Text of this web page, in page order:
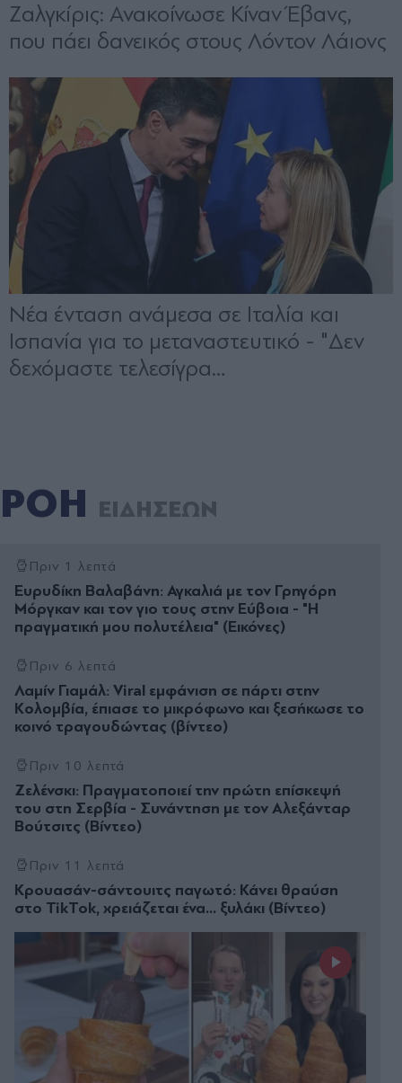
ΡΟΗ ΕΙΔΗΣΕΩΝ
Πριν 1 λεπτά
Ευρυδίκη Βαλαβάνη: Αγκαλιά με τον Γρηγόρη
Μόργκαν και τον γιο τους στην Εύβοια - "Η
πραγματική μου πολυτέλεια" (Εικόνες)
Πριν 6 λεπτά
Λαμίν Γιαμάλ: Viral εμφάνιση σε πάρτι στην
Κολομβία, έπιασε το μικρόφωνο και ξεσήκωσε το
κοινό τραγουδώντας (βίντεο)
Πριν 10 λεπτά
Ζελένσκι: Πραγματοποιεί την πρώτη επίσκεψή
του στη Σερβία - Συνάντηση με τον Αλεξάνταρ
Βούτσιτς (Βίντεο)
Πριν 11 λεπτά
Κρουασάν-σάντουιτς παγωτό: Κάνει θραύση
στο TikTok, χρειάζεται ένα... ξυλάκι (Βίντεο)